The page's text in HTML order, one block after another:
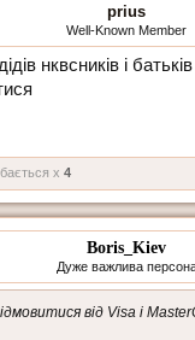
prius
Well-Known Member
нквсників і
x 4
Boris_Kiev
Дуже важлива
від Visa і